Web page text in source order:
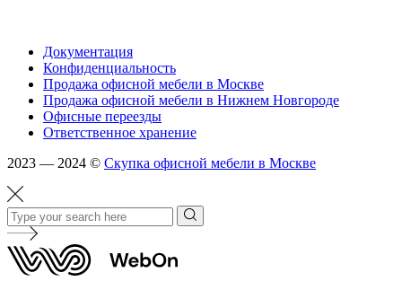
Документация
Конфиденциальность
Продажа офисной мебели в Москве
Продажа офисной мебели в Нижнем Новгороде
Офисные переезды
Ответственное хранение
2023 — 2024 © Скупка офисной мебели в Москве